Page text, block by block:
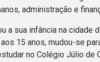
administração e
a sua infância na cidade
15 anos, mudou-se
no Colégio Júlio de